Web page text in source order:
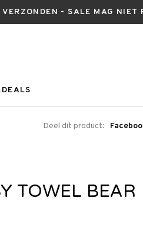
- SALE MAG NIET
Deel dit product:
TOWEL BEAR